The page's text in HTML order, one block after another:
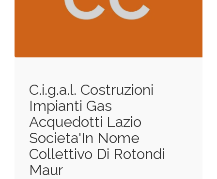
C.i.g.a.l. Costruzioni
Impianti Gas
Acquedotti Lazio
Societa'In Nome
Collettivo Di Rotondi
Maur